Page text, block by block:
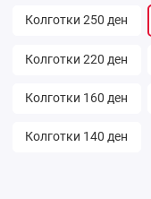
Колготки 250 ден
Колготки 220 ден
Колготки 160 ден
Колготки 140 ден